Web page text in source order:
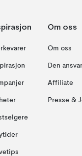
Om oss
Om oss
Den
Affiliate
Presse &